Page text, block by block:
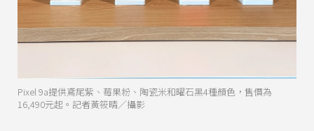
Pixel 9a提供鳶尾紫、莓果粉、陶瓷米和曜石黑4種顏色，售價為
16,490元起。記者黃筱晴／攝影